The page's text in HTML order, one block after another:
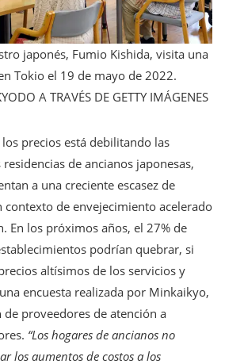
japonés, Fumio Kishida, visita una
Tokio el 19 de mayo de 2022.
A TRAVÉS DE GETTY IMÁGENES
precios está debilitando las
de ancianos japonesas,
a una creciente escasez de
contexto de envejecimiento acelerado
En los próximos años, el 27% de
podrían quebrar, si
altísimos de los servicios y
encuesta realizada por Minkaikyo,
de proveedores de atención a
“Los hogares de ancianos no
los aumentos de costos a los